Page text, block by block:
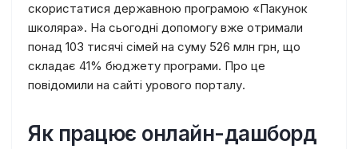
скористатися державною програмою «Пакунок
школяра». На сьогодні допомогу вже отримали
понад 103 тисячі сімей на суму 526 млн грн, що
складає 41% бюджету програми. Про це
повідомили на сайті урового порталу.
Як працює онлайн-дашборд